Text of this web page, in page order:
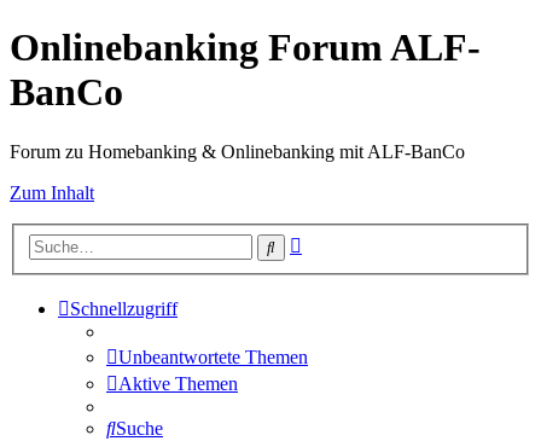
Onlinebanking Forum ALF-
BanCo
Forum zu Homebanking & Onlinebanking mit ALF-BanCo
Zum Inhalt
Suche
Schnellzugriff
Unbeantwortete Themen
Aktive Themen
Suche